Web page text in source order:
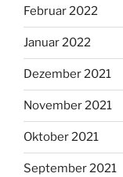
Februar 2022
Januar 2022
Dezember 2021
November 2021
Oktober 2021
September 2021